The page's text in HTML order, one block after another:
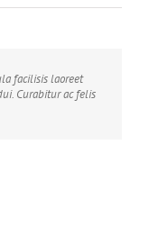
quia dolor sit
numquam eius
facilisis laoreet
Curabitur ac felis